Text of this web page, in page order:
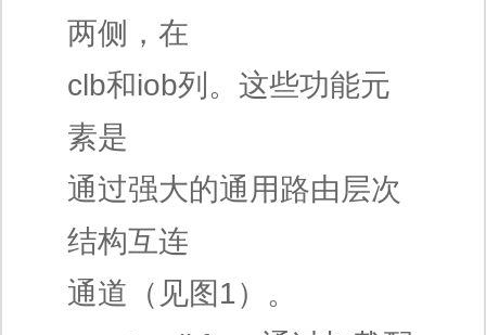
两侧，在
clb和iob列。这些功能元
素是
通过强大的通用路由层次
结构互连
通道（见图1）。